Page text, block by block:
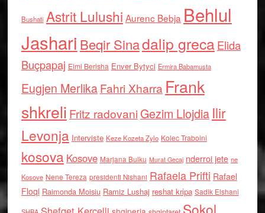
Bushati Astrit Lulushi Aurenc Bebja Behlul
Jashari Beqir Sinadalip grecaElida
Buçpapaj Elmi Berisha Enver Bytyci Ermira Babamusta
Eugjen MerlikaFahri Xharra Frank
shkreli Fritz radovaniGezim Llojdia Ilir
Levonja Interviste Keze Kozeta Zylo Kolec Traboini
kosova Kosove Marjana Bulku Murat Gecaj nderroi jete ne
Kosove Nene Tereza presidenti Nishani Rafaela Prifti Rafael
Floqi Raimonda Moisiu Ramiz Lushaj reshat kripa Sadik Elshani
Sokol